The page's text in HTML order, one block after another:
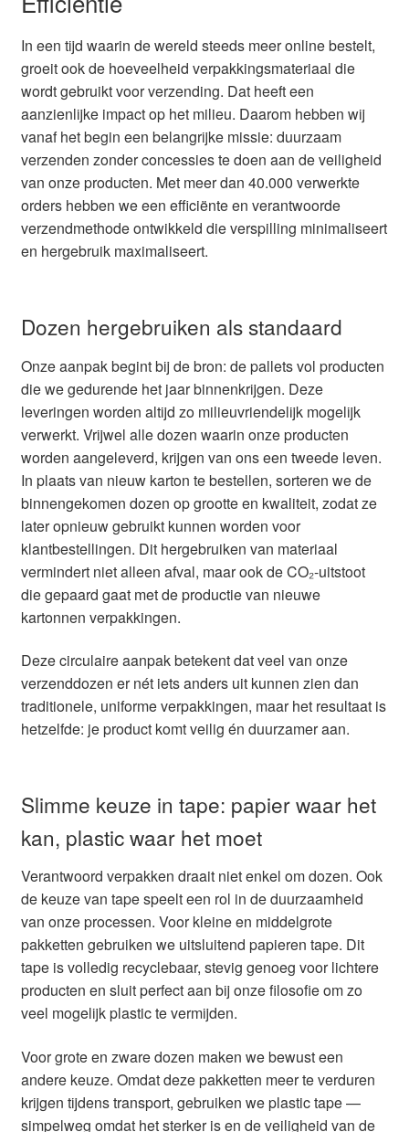
In een tijd waarin de wereld steeds meer online bestelt,
groeit ook de hoeveelheid verpakkingsmateriaal die
wordt gebruikt voor verzending. Dat heeft een
aanzienlijke impact op het milieu. Daarom hebben wij
vanaf het begin een belangrijke missie: duurzaam
verzenden zonder concessies te doen aan de veiligheid
van onze producten. Met meer dan 40.000 verwerkte
orders hebben we een efficiënte en verantwoorde
verzendmethode ontwikkeld die verspilling minimaliseert
en hergebruik maximaliseert.
Dozen hergebruiken als standaard
Onze aanpak begint bij de bron: de pallets vol producten
die we gedurende het jaar binnenkrijgen. Deze
leveringen worden altijd zo milieuvriendelijk mogelijk
verwerkt. Vrijwel alle dozen waarin onze producten
worden aangeleverd, krijgen van ons een tweede leven.
In plaats van nieuw karton te bestellen, sorteren we de
binnengekomen dozen op grootte en kwaliteit, zodat ze
later opnieuw gebruikt kunnen worden voor
klantbestellingen. Dit hergebruiken van materiaal
vermindert niet alleen afval, maar ook de CO₂-uitstoot
die gepaard gaat met de productie van nieuwe
kartonnen verpakkingen.
Deze circulaire aanpak betekent dat veel van onze
verzenddozen er nét iets anders uit kunnen zien dan
traditionele, uniforme verpakkingen, maar het resultaat is
hetzelfde: je product komt veilig én duurzamer aan.
Slimme keuze in tape: papier waar het
kan, plastic waar het moet
Verantwoord verpakken draait niet enkel om dozen. Ook
de keuze van tape speelt een rol in de duurzaamheid
van onze processen. Voor kleine en middelgrote
pakketten gebruiken we uitsluitend papieren tape. Dit
tape is volledig recyclebaar, stevig genoeg voor lichtere
producten en sluit perfect aan bij onze filosofie om zo
veel mogelijk plastic te vermijden.
Voor grote en zware dozen maken we bewust een
andere keuze. Omdat deze pakketten meer te verduren
krijgen tijdens transport, gebruiken we plastic tape —
simpelweg omdat het sterker is en de veiligheid van de